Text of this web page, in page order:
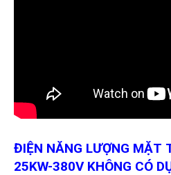
ĐIỆN NĂNG LƯỢNG MẶT
25KW-380V KHÔNG CÓ